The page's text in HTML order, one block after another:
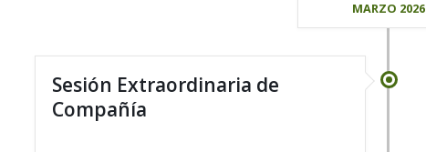
MARZO 2026
Sesión Extraordinaria de
Compañía